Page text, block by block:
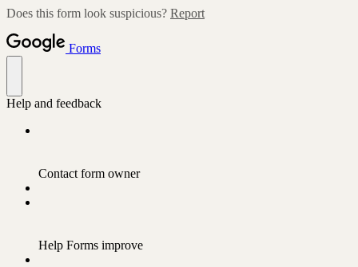
Does this form look suspicious? Report
Forms
Help and feedback
Contact form owner
Help Forms improve